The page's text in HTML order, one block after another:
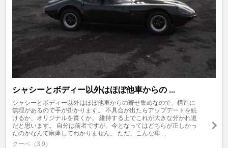
シャシーとボディー以外はほぼ他車からの ...
シャシーとボディー以外はほぼ他車からの寄せ集めなので、構造に
無理があるので手が掛かります。 不具合が出たらアップデートを続
けるか、オリジナルを貫くか。 維持する上でこれが大きな分かれ道
だと思います。 自分は前者ですが、今となってはどちらが正しかっ
たのかなんて麻痺してわかりません。 ただ、こんな車 ...
クーペ（3.9）